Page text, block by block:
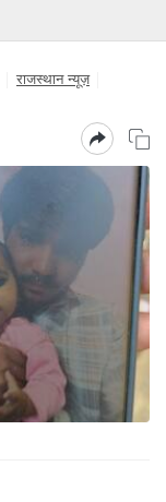
राजस्थान न्यूज़